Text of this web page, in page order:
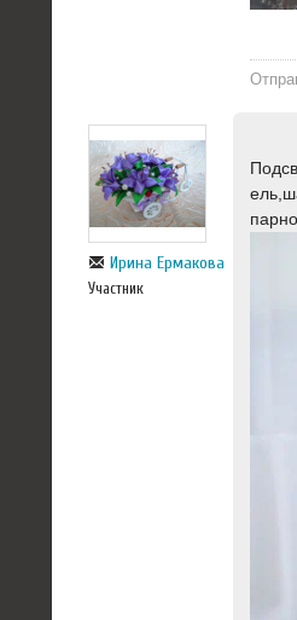
Ирина Ермакова
Участник